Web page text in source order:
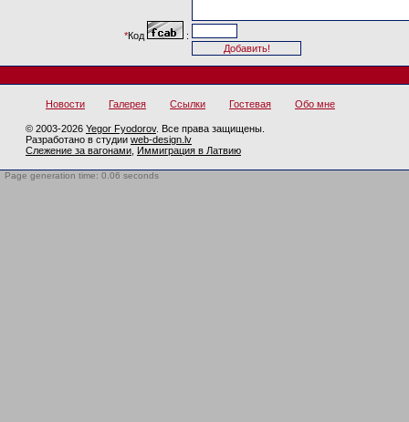
*Код :
Новости Галерея Ссылки Гостевая Обо мне
© 2003-2026 Yegor Fyodorov. Все права защищены.
Разработано в студии web-design.lv
Слежение за вагонами Иммиграция в Латвию
Page generation time: 0.06 seconds